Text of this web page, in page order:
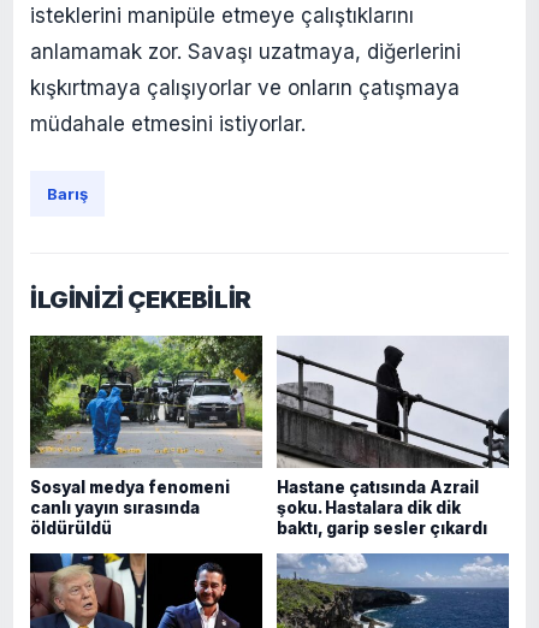
isteklerini manipüle etmeye çalıştıklarını
anlamamak zor. Savaşı uzatmaya, diğerlerini
kışkırtmaya çalışıyorlar ve onların çatışmaya
müdahale etmesini istiyorlar.
Barış
İLGİNİZİ ÇEKEBİLİR
Sosyal medya fenomeni
canlı yayın sırasında
öldürüldü
Hastane çatısında Azrail
şoku. Hastalara dik dik
baktı, garip sesler çıkardı